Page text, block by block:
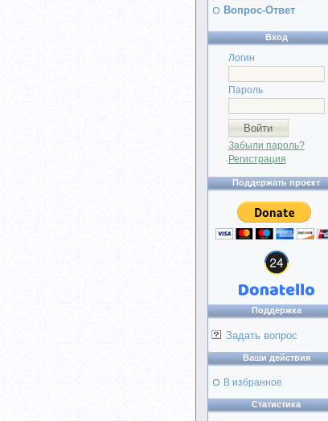
Вопрос-Ответ
Вход
Логин
Пароль
Забыли пароль?
Регистрация
Поддержать проект
Поддержка
Задать вопрос
Ваши действия
В избранное
Статистика